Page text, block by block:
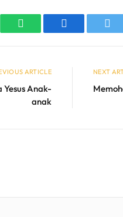
WhatsAppFacebook
ARTICLE
Yesus Anak-
anak
NEXT